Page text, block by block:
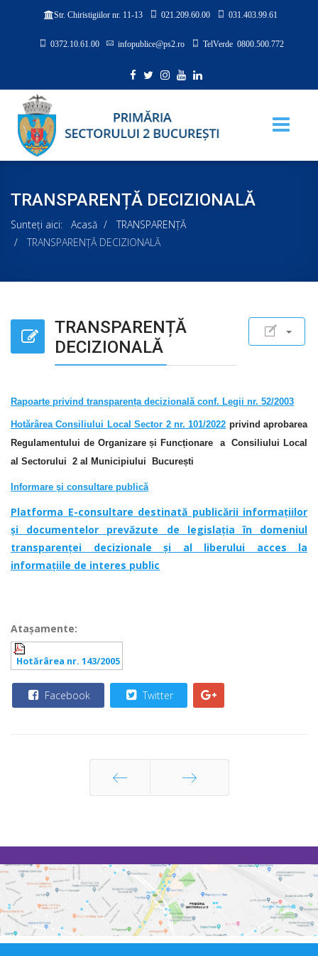
Str. Chiristigiilor nr. 11-13 021.209.60.00 031.403.99.61
0372.10.61.00 infopublice@ps2.ro TelVerde 0800.500.772
TRANSPARENȚĂ DECIZIONALĂ
Sunteți aici: Acasă
TRANSPARENȚĂ
TRANSPARENȚĂ DECIZIONALĂ
TRANSPARENȚĂ
DECIZIONALĂ
Rapoarte privind transparența decizională conf. Legii nr. 52/2003
Hotărârea Consiliului Local Sector 2 nr. 101/2022 privind aprobarea
Regulamentului de Organizare și Funcționare a Consiliului Local
al Sectorului 2 al Municipiului București
Informare şi consultare publică
Platforma E-consultare destinată publicării informaţiilor
şi documentelor prevăzute de legislaţia în domeniul
transparenţei decizionale şi al liberului acces la
informaţiile de interes public
Ataşamente:
Hotărârea nr. 143/2005
Facebook Twitter